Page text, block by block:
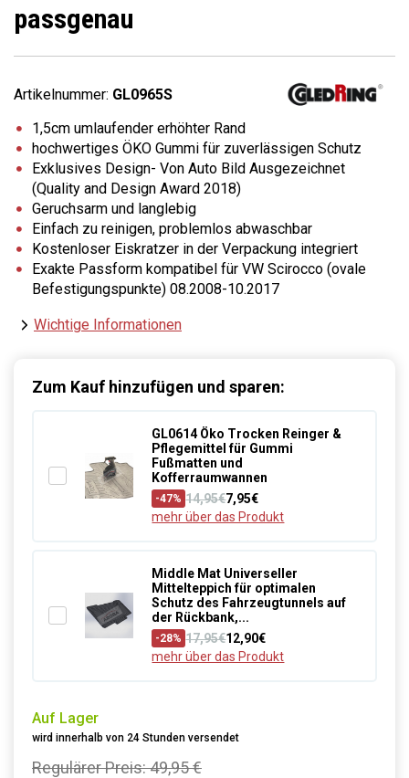
passgenau
Artikelnummer: GL0965S
1,5cm umlaufender erhöhter Rand
hochwertiges ÖKO Gummi für zuverlässigen Schutz
Exklusives Design- Von Auto Bild Ausgezeichnet
(Quality and Design Award 2018)
Geruchsarm und langlebig
Einfach zu reinigen, problemlos abwaschbar
Kostenloser Eiskratzer in der Verpackung integriert
Exakte Passform kompatibel für VW Scirocco (ovale
Befestigungspunkte) 08.2008-10.2017
Wichtige Informationen
Zum Kauf hinzufügen und sparen:
GL0614 Öko Trocken Reinger &
Pflegemittel für Gummi
Fußmatten und
Kofferraumwannen
-47% 14,95€7,95€
mehr über das Produkt
Middle Mat Universeller
Mittelteppich für optimalen
Schutz des Fahrzeugtunnels auf
der Rückbank,...
-28% 17,95€12,90€
mehr über das Produkt
Auf Lager
wird innerhalb von 24 Stunden versendet
Regulärer Preis:49,95 €